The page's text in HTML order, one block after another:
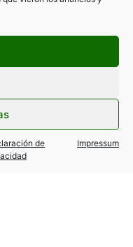
de
Impressum